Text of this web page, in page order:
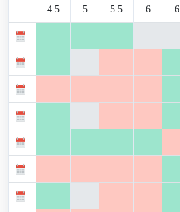
4.5
5
5.5
6
6